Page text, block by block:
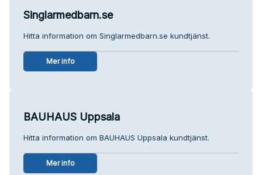
Singlarmedbarn.se
Hitta information om Singlarmedbarn.se kundtjänst.
Mer info
BAUHAUS Uppsala
Hitta information om BAUHAUS Uppsala kundtjänst.
Mer info